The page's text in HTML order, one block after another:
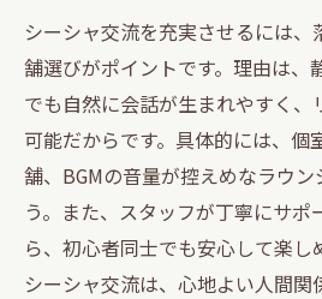
シーシャ交流を充実させるには、
舗選びがポイントです。理由は、
でも自然に会話が生まれやすく、
可能だからです。具体的には、個
舗、BGMの音量が控えめなラウ
う。また、スタッフが丁寧にサポ
ら、初心者同士でも安心して楽し
シーシャ交流は、心地よい人間関